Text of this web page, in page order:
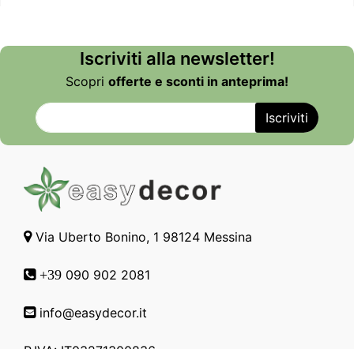
Iscriviti alla newsletter!
Scopri offerte e sconti in anteprima!
Via Uberto Bonino, 1 98124 Messina
+39 090 902 2081
info@easydecor.it